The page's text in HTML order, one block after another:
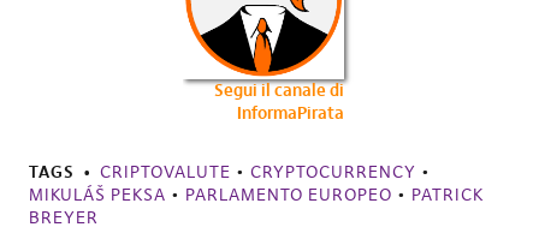
Segui il canale di
InformaPirata
TAGS CRIPTOVALUTE • CRYPTOCURRENCY •
MIKULÁŠ PEKSA • PARLAMENTO EUROPEO • PATRICK
BREYER